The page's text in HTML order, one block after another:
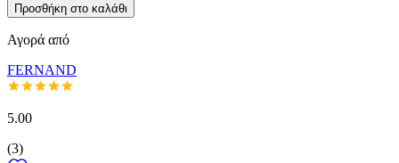
Προσθήκη στο καλάθι
Αγορά από
FERNAND
5.00
(3)